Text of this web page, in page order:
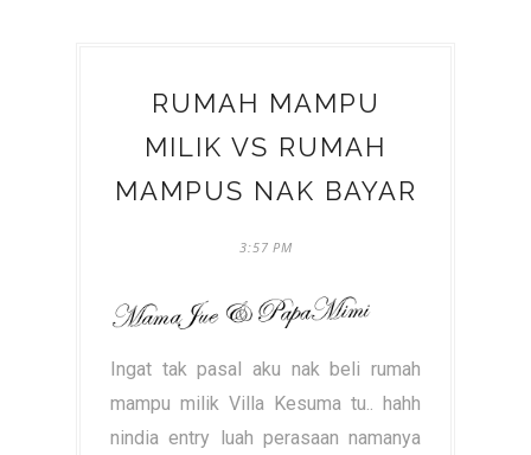
RUMAH MAMPU
MILIK VS RUMAH
MAMPUS NAK BAYAR
3:57 PM
Ingat tak pasal aku nak beli rumah
mampu milik Villa Kesuma tu.. hahh
nindia entry luah perasaan namanya